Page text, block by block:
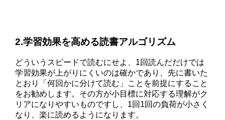
2.学習効果を高める読書アルゴリズム
どういうスピードで読むにせよ、1回読んだだけでは
学習効果が上がりにくいのは確かであり、先に書いた
とおり「何回かに分けて読む」ことを前提にすること
をお勧めします。その方が小目標に対応する理解がク
リアになりやすいものですし、1回1回の負荷が小さく
なり、楽に読めるようになります。